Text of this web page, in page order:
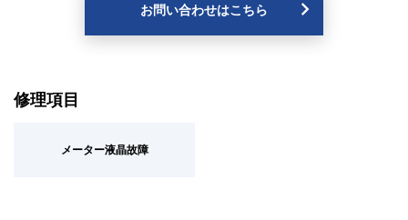
お問い合わせはこちら
修理項目
メーター液晶故障